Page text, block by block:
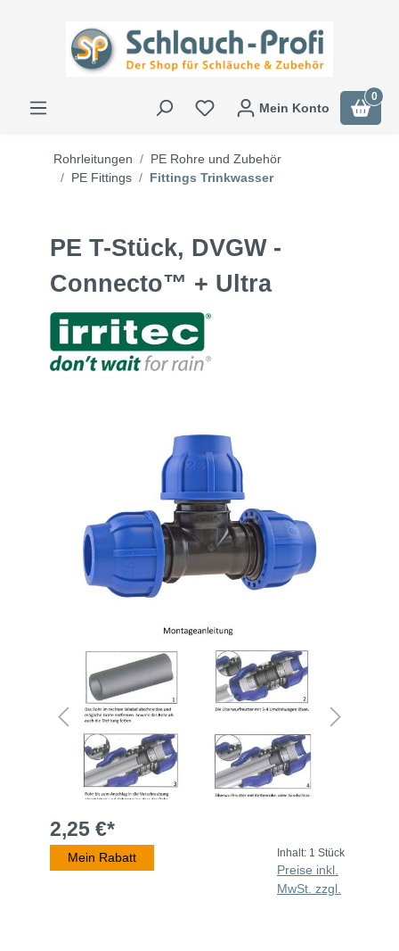
Mein Konto
0
Rohrleitungen
PE Rohre und Zubehör
PE Fittings
Fittings Trinkwasser
PE T-Stück, DVGW -
Connecto™ + Ultra
2,25 €*
Mein Rabatt Inhalt: 1 Stück
Preise inkl.
MwSt. zzgl.